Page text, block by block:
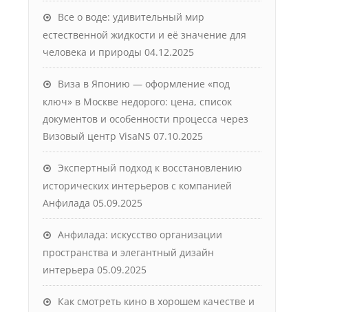
Все о воде: удивительный мир
естественной жидкости и её значение для
человека и природы 04.12.2025
Виза в Японию — оформление «под
ключ» в Москве недорого: цена, список
документов и особенности процесса через
Визовый центр VisaNS 07.10.2025
Экспертный подход к восстановлению
исторических интерьеров с компанией
Анфилада 05.09.2025
Анфилада: искусство организации
пространства и элегантный дизайн
интерьера 05.09.2025
Как смотреть кино в хорошем качестве и